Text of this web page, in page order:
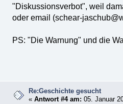
"Diskussionsverbot", weil
oder email (schear-
PS: "Die Warnung" und die
Re:Geschichte gesucht
«Antwort #4 am: 05. Januar